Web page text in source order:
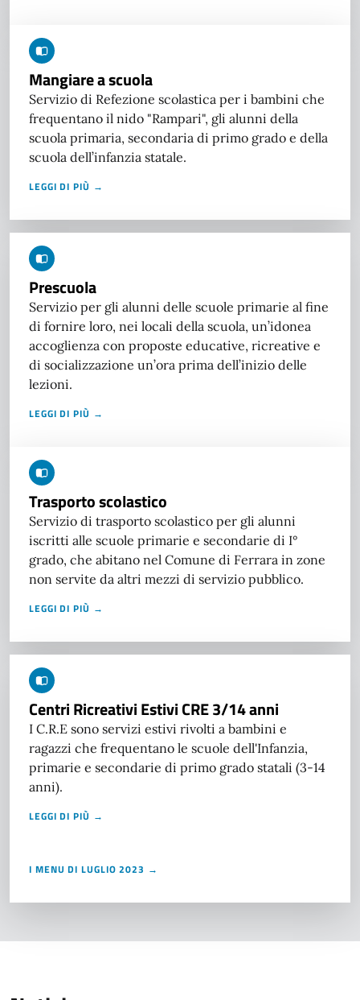
Mangiare a scuola
Servizio di Refezione scolastica per i bambini che
frequentano il nido "Rampari", gli alunni della
scuola primaria, secondaria di primo grado e della
scuola dell’infanzia statale.
LEGGI DI PIÙ →
Prescuola
Servizio per gli alunni delle scuole primarie al fine
di fornire loro, nei locali della scuola, un’idonea
accoglienza con proposte educative, ricreative e
di socializzazione un’ora prima dell’inizio delle
lezioni.
LEGGI DI PIÙ →
Trasporto scolastico
Servizio di trasporto scolastico per gli alunni
iscritti alle scuole primarie e secondarie di I°
grado, che abitano nel Comune di Ferrara in zone
non servite da altri mezzi di servizio pubblico.
LEGGI DI PIÙ →
Centri Ricreativi Estivi CRE 3/14 anni
I C.R.E sono servizi estivi rivolti a bambini e
ragazzi che frequentano le scuole dell'Infanzia,
primarie e secondarie di primo grado statali (3-14
anni).
LEGGI DI PIÙ →
I MENU DI LUGLIO 2023 →